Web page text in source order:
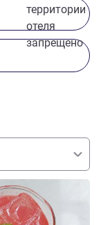
территории
отеля
запрещено